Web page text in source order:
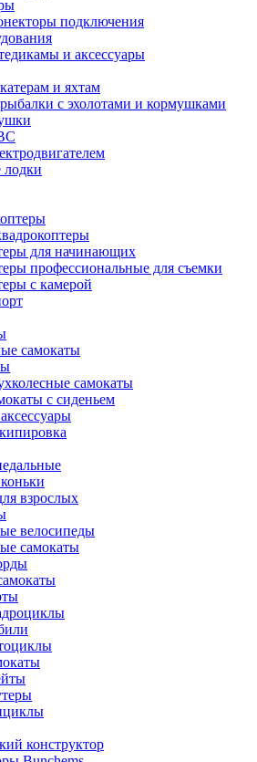
подключения
и аксессуары
и яхтам
с эхолотами и кормушками
для начинающих
профессиональные для съемки
с камерой
самокаты
самокаты
с сиденьем
взрослых
велосипеды
самокаты
конструктор